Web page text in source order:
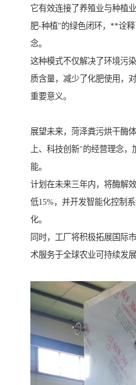
它有效连接了养殖业与种植
肥-种植"的绿色闭环，**诠
念。
这种模式不仅解决了环境污
质含量，减少了化肥使用，
重要意义。
展望未来，菏泽粪污烘干酶
上、科技创新"的经营理念
能。
计划在未来三年内，将酶解
低15%，并开发智能化控制
化。
同时，工厂将积极拓展国际
术服务于全球农业可持续发展